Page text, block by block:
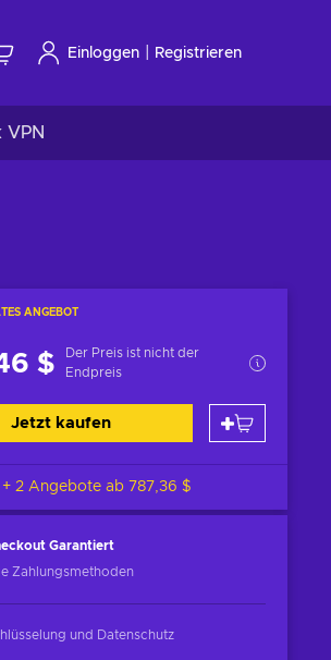
Einloggen Registrieren
VPN
ANGEBOT
$
Der Preis ist nicht der
Endpreis
Jetzt kaufen
+ 2 Angebote ab 787,36 $
Garantiert
Zahlungsmethoden
und Datenschutz